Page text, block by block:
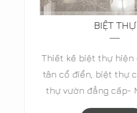
BIỆT THỰ
Thiết kế biệt thự hiện
tân cổ điển, biệt thự
thự vườn đẳng cấp-